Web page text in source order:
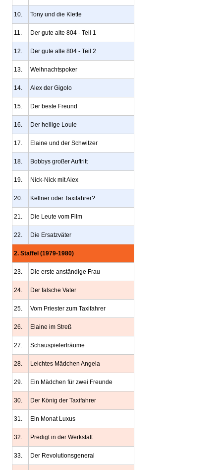
10. Tony und die Klette
11. Der gute alte 804 - Teil 1
12. Der gute alte 804 - Teil 2
13. Weihnachtspoker
14. Alex der Gigolo
15. Der beste Freund
16. Der heilige Louie
17. Elaine und der Schwitzer
18. Bobbys großer Auftritt
19. Nick-Nick mit Alex
20. Kellner oder Taxifahrer?
21. Die Leute vom Film
22. Die Ersatzväter
2. Staffel (1979-1980)
23. Die erste anständige Frau
24. Der falsche Vater
25. Vom Priester zum Taxifahrer
26. Elaine im Streß
27. Schauspielerträume
28. Leichtes Mädchen Angela
29. Ein Mädchen für zwei Freunde
30. Der König der Taxifahrer
31. Ein Monat Luxus
32. Predigt in der Werkstatt
33. Der Revolutionsgeneral